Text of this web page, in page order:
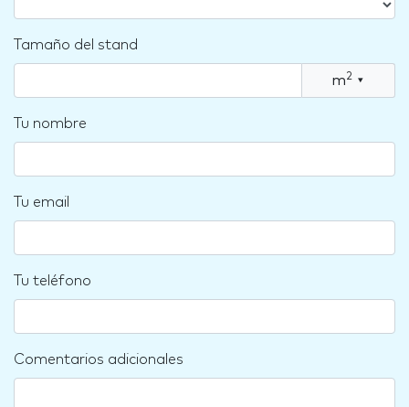
Tamaño del stand
m2 ▾
Tu nombre
Tu email
Tu teléfono
Comentarios adicionales